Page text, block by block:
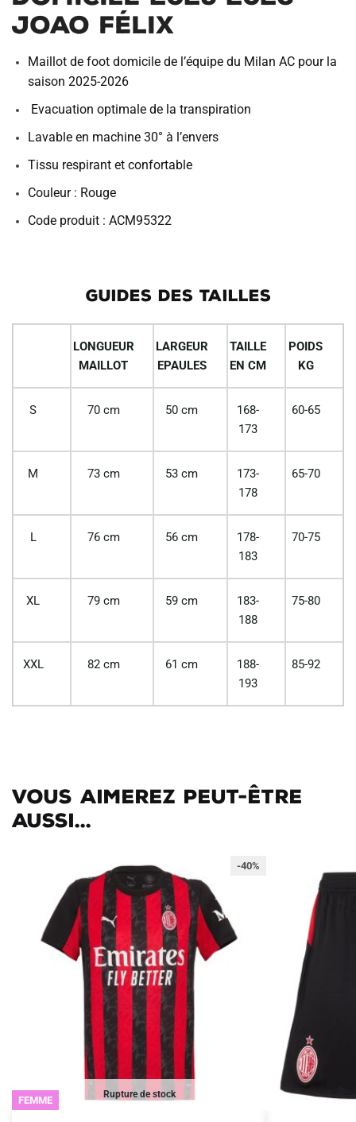
Joao Félix
Maillot de foot domicile de l’équipe du Milan AC pour la
saison 2025-2026
Evacuation optimale de la transpiration
Lavable en machine 30° à l’envers
Tissu respirant et confortable
Couleur : Rouge
Code produit : ACM95322
GUIDES DES TAILLES
LONGUEUR
MAILLOT
LARGEUR
EPAULES
TAILLE
EN CM
POIDS
KG
S 70 cm 50 cm
168-
173
60-65
M 73 cm 53 cm
173-
178
65-70
L 76 cm 56 cm
178-
183
70-75
XL 79 cm 59 cm
183-
188
75-80
XXL 82 cm 61 cm
188-
193
85-92
Vous aimerez peut-être
aussi...
Rupture de stock
-40%
FEMME